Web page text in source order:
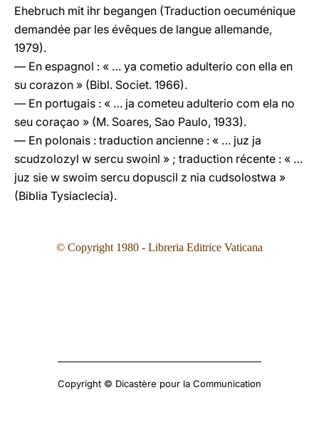
Ehebruch mit ihr begangen (Traduction oecuménique
demandée par les évêques de langue allemande,
1979).
— En espagnol : « … ya cometio adulterio con ella en
su corazon » (Bibl. Societ. 1966).
— En portugais : « … ja cometeu adulterio com ela no
seu coraçao » (M. Soares, Sao Paulo, 1933).
— En polonais : traduction ancienne : « … juz ja
scudzolozyl w sercu swoinl » ; traduction récente : « …
juz sie w swoim sercu dopuscil z nia cudsolostwa »
(Biblia Tysiaclecia).
© Copyright 1980 - Libreria Editrice Vaticana
Copyright © Dicastère pour la Communication